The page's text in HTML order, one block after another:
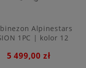
Alpinestars
1PC | kolor 12
5 499,00 zł